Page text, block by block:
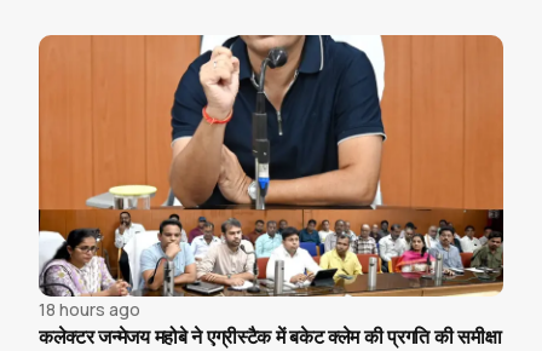
18 hours ago
कलेक्टर जन्मेजय महोबे ने एग्रीस्टैक में बकेट क्लेम की प्रगति की समीक्षा